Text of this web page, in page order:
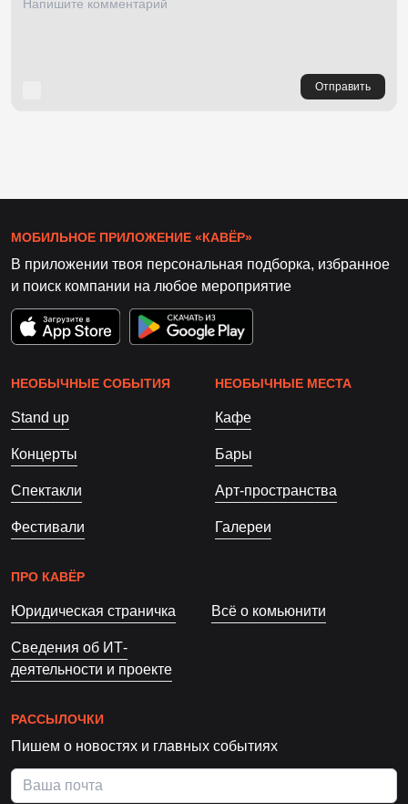
Отправить
МОБИЛЬНОЕ ПРИЛОЖЕНИЕ «КАВЁР»
В приложении твоя персональная подборка, избранное
и поиск компании на любое мероприятие
НЕОБЫЧНЫЕ СОБЫТИЯ
Stand up
Концерты
Спектакли
Фестивали
НЕОБЫЧНЫЕ МЕСТА
Кафе
Бары
Арт-пространства
Галереи
ПРО КАВЁР
Юридическая страничка Всё о комьюнити
Сведения об ИТ-
деятельности и проекте
РАССЫЛОЧКИ
Пишем о новостях и главных событиях